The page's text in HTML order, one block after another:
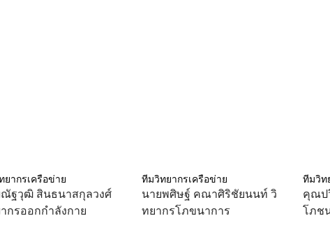
ยากรเครือข่าย
ฐวุฒิ สินธนาสกุลวงศ์
กรออกกำลังกาย
ทีมวิทยากรเครือข่าย
นายพศิษฐ์ คณาศิริชัยนนท์ วิ
ทยากรโภขนาการ
ทีมวิท
คุณป
โภช